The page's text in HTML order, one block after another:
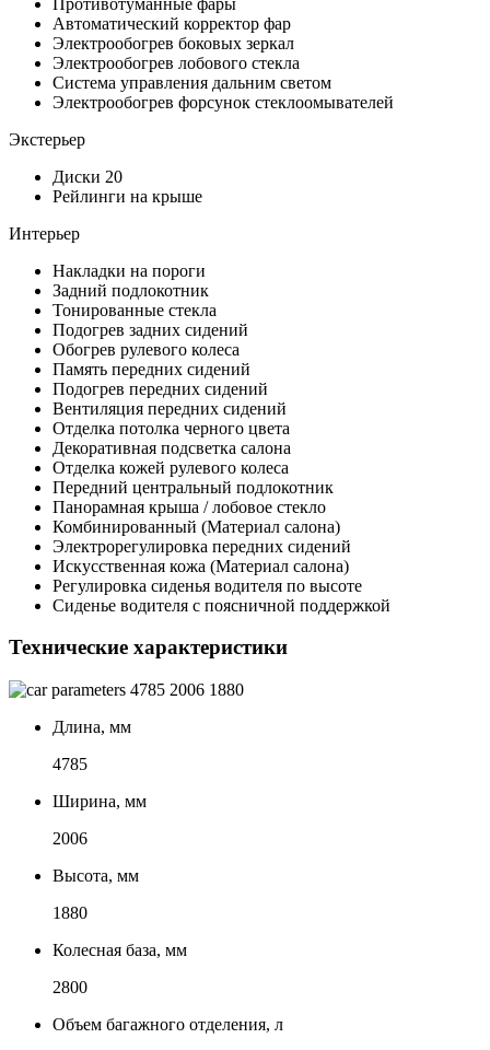
Автоматический корректор фар
Электрообогрев боковых зеркал
Электрообогрев лобового стекла
Система управления дальним светом
Электрообогрев форсунок стеклоомывателей
Экстерьер
Диски 20
Рейлинги на крыше
Интерьер
Накладки на пороги
Задний подлокотник
Тонированные стекла
Подогрев задних сидений
Обогрев рулевого колеса
Память передних сидений
Подогрев передних сидений
Вентиляция передних сидений
Отделка потолка черного цвета
Декоративная подсветка салона
Отделка кожей рулевого колеса
Передний центральный подлокотник
Панорамная крыша / лобовое стекло
Комбинированный (Материал салона)
Электрорегулировка передних сидений
Искусственная кожа (Материал салона)
Регулировка сиденья водителя по высоте
Сиденье водителя с поясничной поддержкой
Технические характеристики
4785 2006 1880
Длина, мм
4785
Ширина, мм
2006
Высота, мм
1880
Колесная база, мм
2800
Объем багажного отделения, л